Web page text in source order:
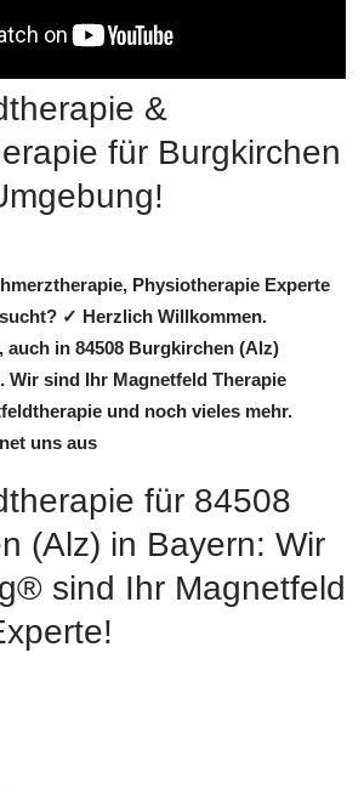
&
für Burgkirchen
Physiotherapie Experte
✓ Herzlich Willkommen.
in 84508 Burgkirchen (Alz)
Wir sind Ihr Magnetfeld Therapie
und noch vieles mehr.
uns aus
für 84508
(Alz) in Bayern: Wir
sind Ihr Magnetfeld